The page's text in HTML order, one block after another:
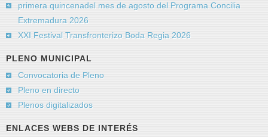
primera quincenadel mes de agosto del Programa Concilia
Extremadura 2026
XXI Festival Transfronterizo Boda Regia 2026
PLENO MUNICIPAL
Convocatoria de Pleno
Pleno en directo
Plenos digitalizados
ENLACES WEBS DE INTERÉS